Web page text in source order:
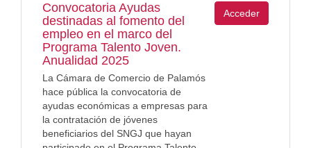
Convocatoria Ayudas
destinadas al fomento del
empleo en el marco del
Programa Talento Joven.
Anualidad 2025
La Cámara de Comercio de Palamós
hace pública la convocatoria de
ayudas económicas a empresas para
la contratación de jóvenes
beneficiarios del SNGJ que hayan
Acceder